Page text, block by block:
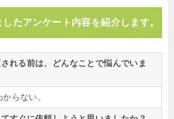
たアンケート内容を紹介します。
れる前は、どんなことで悩んでいま
らない。